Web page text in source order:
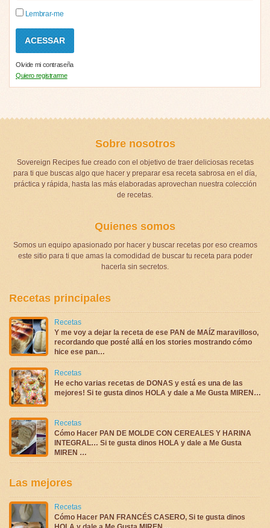
Lembrar-me
Olvide mi contraseña
Quiero registrarme
Sobre nosotros
Sovereign Recipes fue creado con el objetivo de traer deliciosas recetas
para ti que buscas algo que hacer y preparar esa receta sabrosa en el día,
práctica y rápida, hasta las más elaboradas aprovechan nuestra colección
de recetas.
Quienes somos
Somos un equipo apasionado por hacer y buscar recetas por eso creamos
este sitio para ti que amas la comodidad de buscar tu receta para poder
hacerla sin secretos.
Recetas principales
Recetas
Y me voy a dejar la receta de ese PAN de MAÍZ maravilloso,
recordando que posté allá en los stories mostrando cómo
hice ese pan…
Recetas
He echo varias recetas de DONAS y está es una de las
mejores! Si te gusta dinos HOLA y dale a Me Gusta MIREN…
Recetas
Cómo Hacer PAN DE MOLDE CON CEREALES Y HARINA
INTEGRAL… Si te gusta dinos HOLA y dale a Me Gusta
MIREN …
Las mejores
Recetas
Cómo Hacer PAN FRANCÉS CASERO, Si te gusta dinos